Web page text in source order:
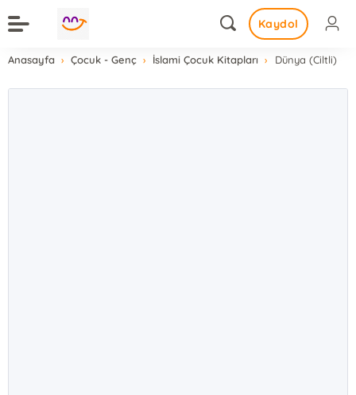
Kaydol
Anasayfa Çocuk - Genç İslami Çocuk Kitapları Dünya (Ciltli)